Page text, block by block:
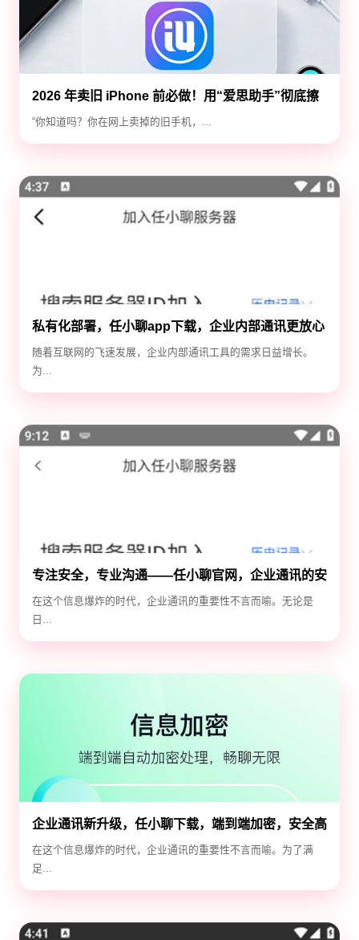
2026 年卖旧 iPhone 前必做！用“爱思助手”彻底擦
除隐私，防止数据泄露
“你知道吗？你在网上卖掉的旧手机，...
私有化部署，任小聊app下载，企业内部通讯更放心
随着互联网的飞速发展，企业内部通讯工具的需求日益增长。
为...
专注安全，专业沟通——任小聊官网，企业通讯的安
全守护神
在这个信息爆炸的时代，企业通讯的重要性不言而喻。无论是
日...
企业通讯新升级，任小聊下载，端到端加密，安全高
效！
在这个信息爆炸的时代，企业通讯的重要性不言而喻。为了满
足...